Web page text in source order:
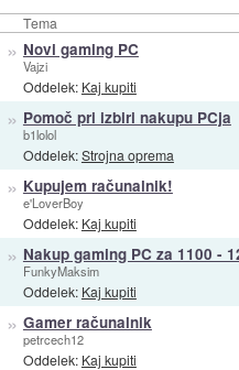
Tema
» Novi gaming PC
Vajzi
Oddelek: Kaj kupiti
» Pomoč pri izbiri nakupu PCja
b1lolol
Oddelek:Strojna oprema
» Kupujem računalnik!
e'LoverBoy
Oddelek: Kaj kupiti
» Nakup gaming PC za 1100 -
FunkyMaksim
Oddelek: Kaj kupiti
» Gamer računalnik
petrcech12
Oddelek: Kaj kupiti